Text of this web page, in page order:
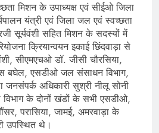
मिशन के उपाध्यक्ष एवं सीईओ जिला
यंत्री एवं जिला जल एवं स्वच्छता
सूर्यवंशी सहित मिशन के सदस्यों में
क्रियान्वयन इकाई छिंदवाड़ा से
सीएमएचओ डॉ. जीसी चौरसिया,
बघेल, एसडीओ जल संसाधन विभाग,
अधिकारी सुश्री नीलू सोनी
विभाग के दोनों खंडों के सभी एसडीओ,
परासिया, जामई, अमरवाड़ा के
उपस्थित थे।